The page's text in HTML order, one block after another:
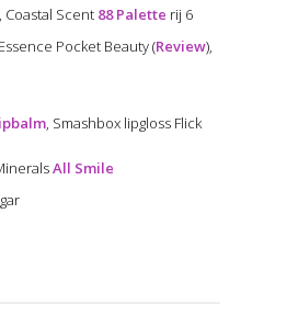
Coastal Scent 88 Palette rij 6
Pocket Beauty (Review),
, Smashbox lipgloss Flick
All Smile